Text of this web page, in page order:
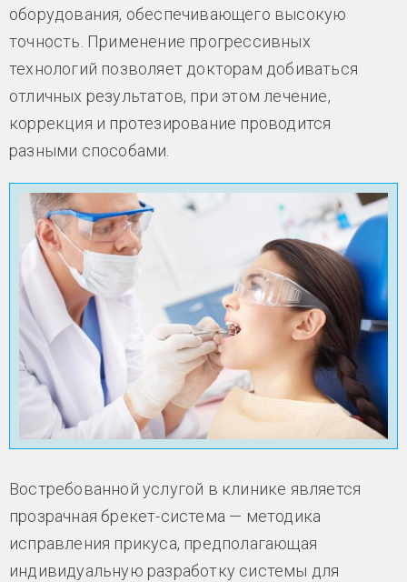
оборудования, обеспечивающего высокую
точность. Применение прогрессивных
технологий позволяет докторам добиваться
отличных результатов, при этом лечение,
коррекция и протезирование проводится
разными способами.
Востребованной услугой в клинике является
прозрачная брекет-система — методика
исправления прикуса, предполагающая
индивидуальную разработку системы для